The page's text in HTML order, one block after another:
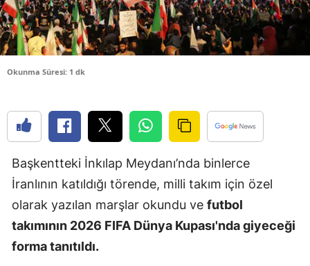
Denizli
Diyarbakır
Eskişehir
Giresun
Okunma Süresi: 1 dk
Başkentteki İnkılap Meydanı’nda binlerce
İranlının katıldığı törende, milli takım için özel
olarak yazılan marşlar okundu ve futbol
takımının 2026 FIFA Dünya Kupası'nda giyeceği
forma tanıtıldı.